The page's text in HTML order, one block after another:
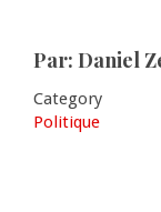
Par: Daniel
Category
Politique